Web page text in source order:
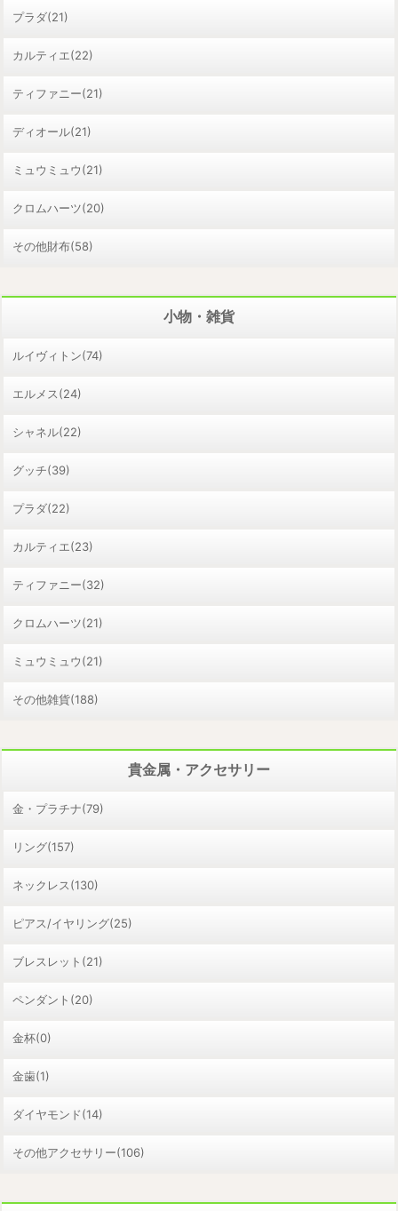
プラダ(21)
カルティエ(22)
ティファニー(21)
ディオール(21)
ミュウミュウ(21)
クロムハーツ(20)
その他財布(58)
小物・雑貨
ルイヴィトン(74)
エルメス(24)
シャネル(22)
グッチ(39)
プラダ(22)
カルティエ(23)
ティファニー(32)
クロムハーツ(21)
ミュウミュウ(21)
その他雑貨(188)
貴金属・アクセサリー
金・プラチナ(79)
リング(157)
ネックレス(130)
ピアス/イヤリング(25)
ブレスレット(21)
ペンダント(20)
金杯(0)
金歯(1)
ダイヤモンド(14)
その他アクセサリー(106)